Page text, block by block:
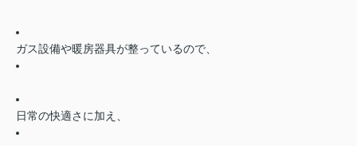
ガス設備や暖房器具が整っているので、
日常の快適さに加え、